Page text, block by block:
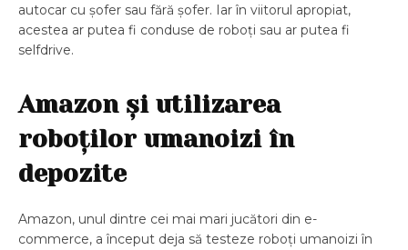
autocar cu șofer sau fără șofer. Iar în viitorul apropiat,
acestea ar putea fi conduse de roboți sau ar putea fi
selfdrive.
Amazon și utilizarea
roboților umanoizi în
depozite
Amazon, unul dintre cei mai mari jucători din e-
commerce, a început deja să testeze roboți umanoizi în